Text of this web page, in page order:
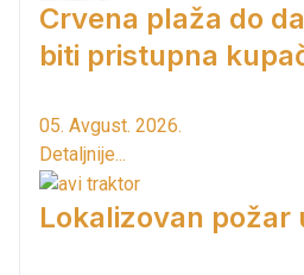
Crvena plaža do
biti pristupna
05. Avgust. 2026.
Detaljnije...
Lokalizovan požar